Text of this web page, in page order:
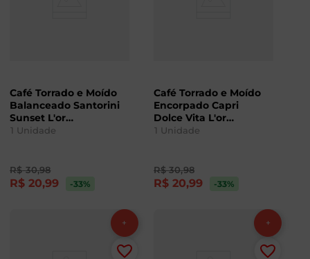
Café Torrado e Moído
Balanceado Santorini
Sunset L'or
Destinations 250g
1 Unidade
R$ 30,98
R$ 20,99 -33%
Café Torrado e Moído
Encorpado Capri
Dolce Vita L'or
Destinations 250g
1 Unidade
R$ 30,98
R$ 20,99 -33%